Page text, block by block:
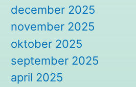
december 2025
november 2025
oktober 2025
september 2025
april 2025